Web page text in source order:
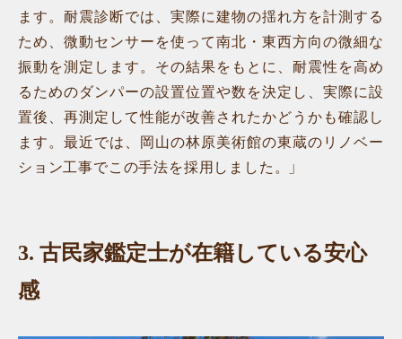
ます。耐震診断では、実際に建物の揺れ方を計測する
ため、微動センサーを使って南北・東西方向の微細な
振動を測定します。その結果をもとに、耐震性を高め
るためのダンパーの設置位置や数を決定し、実際に設
置後、再測定して性能が改善されたかどうかも確認し
ます。最近では、岡山の林原美術館の東蔵のリノベー
ション工事でこの手法を採用しました。」
3. 古民家鑑定士が在籍している安心
感